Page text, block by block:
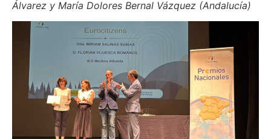
Álvarez y María Dolores Bernal Vázquez (Andalucía)